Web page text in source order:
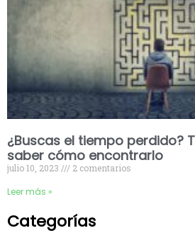
¿Buscas el tiempo perdido?
saber cómo encontrarlo
julio 10, 2023 2 comentarios
Leer más »
Categorías